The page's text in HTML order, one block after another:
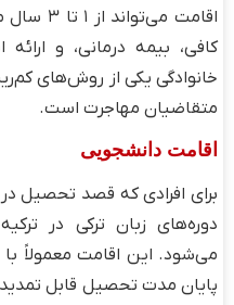
اقامت
کافی، بیمه درمانی، و
خانوادگی یکی از روش‌های
متقاضیان مهاجرت است.
اقامت دانشجویی
برای افرادی که قصد تحصیل
دوره‌های زبان ترکی در
می‌شود. این اقامت معمولاً با
پایان مدت تحصیل قابل